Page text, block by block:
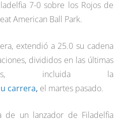
7-0 sobre los Rojos de
American Ball Park.
extendió a 25.0 su cadena
divididos en las últimas
incluida la
carrera, el martes pasado.
de un lanzador de Filadelfia